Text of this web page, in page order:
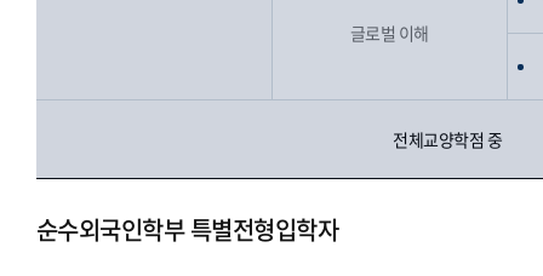
글로벌 이해
전체교양학점 중
순수외국인학부 특별전형입학자